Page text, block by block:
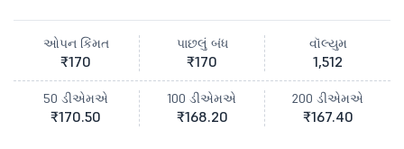
ઓપન કિંમત
₹170
પાછલું બંધ
₹170
વૉલ્યુમ
1,512
50 ડીએમએ
₹170.50
100 ડીએમએ
₹168.20
200 ડીએમએ
₹167.40